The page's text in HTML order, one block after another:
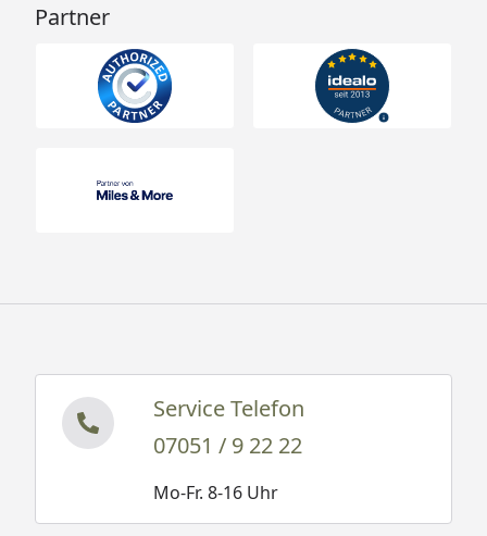
Partner
Service Telefon
07051 / 9 22 22
Mo-Fr. 8-16 Uhr